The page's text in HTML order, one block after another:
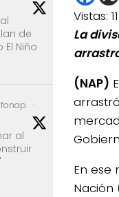
Vistas:
La
(NAP)
En ese
Nación
de
Niño
·
al